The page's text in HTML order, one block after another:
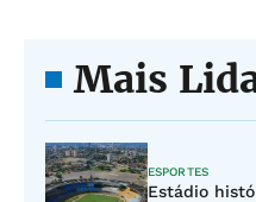
Mais
ESPORTES
Estádio